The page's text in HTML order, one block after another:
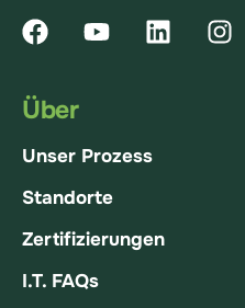
Über
Unser Prozess
Standorte
Zertifizierungen
I.T. FAQs